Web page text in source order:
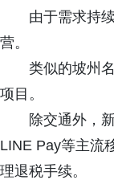
由于需求持
营。
类似的坡州
项目。
除交通外，
LINE Pay等主流
理退税手续。